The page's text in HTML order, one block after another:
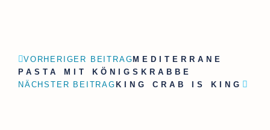
VORHERIGER BEITRAG MEDITERRANE
PASTA MIT KÖNIGSKRABBE
NÄCHSTER BEITRAG KING CRAB IS KING